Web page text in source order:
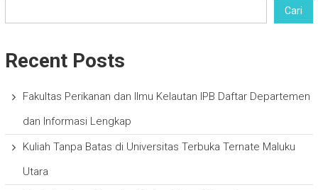
Cari
Recent Posts
Fakultas Perikanan dan Ilmu Kelautan IPB Daftar Departemen
dan Informasi Lengkap
Kuliah Tanpa Batas di Universitas Terbuka Ternate Maluku
Utara